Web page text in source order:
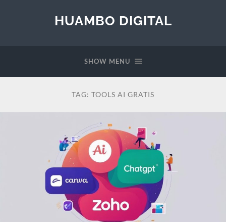
HUAMBO DIGITAL
SHOW MENU
TAG: TOOLS AI GRATIS